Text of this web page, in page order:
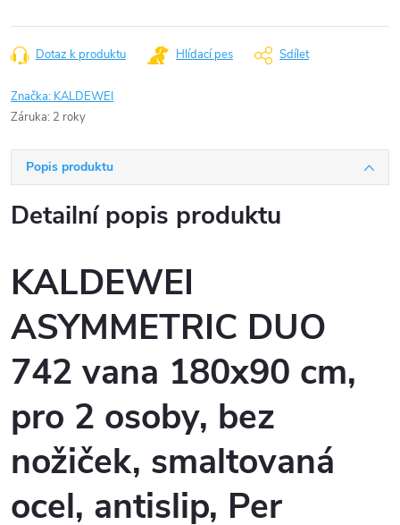
Dotaz k produktu Hlídací pes Sdílet
Značka: KALDEWEI
Záruka: 2 roky
Popis produktu
Detailní popis produktu
KALDEWEI
ASYMMETRIC DUO
742 vana 180x90 cm,
pro 2 osoby, bez
nožiček, smaltovaná
ocel, antislip, Per